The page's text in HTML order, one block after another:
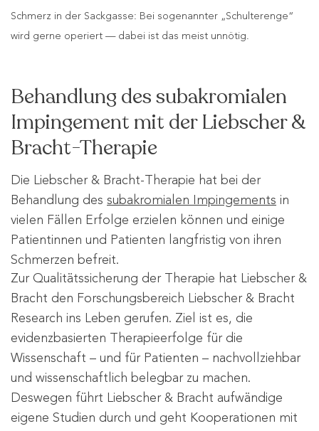
Schmerz in der Sackgasse: Bei sogenannter „Schulterenge“
wird gerne operiert — dabei ist das meist unnötig.
Behandlung des subakromialen
Impingement mit der Liebscher &
Bracht-Therapie
Die Liebscher & Bracht-Therapie hat bei der
Behandlung des subakromialen Impingements in
vielen Fällen Erfolge erzielen können und einige
Patientinnen und Patienten langfristig von ihren
Schmerzen befreit.
Zur Qualitätssicherung der Therapie hat Liebscher &
Bracht den Forschungsbereich Liebscher & Bracht
Research ins Leben gerufen. Ziel ist es, die
evidenzbasierten Therapieerfolge für die
Wissenschaft – und für Patienten – nachvollziehbar
und wissenschaftlich belegbar zu machen.
Deswegen führt Liebscher & Bracht aufwändige
eigene Studien durch und geht Kooperationen mit